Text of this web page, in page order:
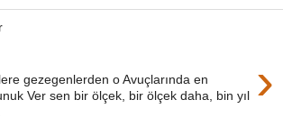
›
gezegenlerden o Avuçlarında en
Ver sen bir ölçek, bir ölçek daha, bin yıl